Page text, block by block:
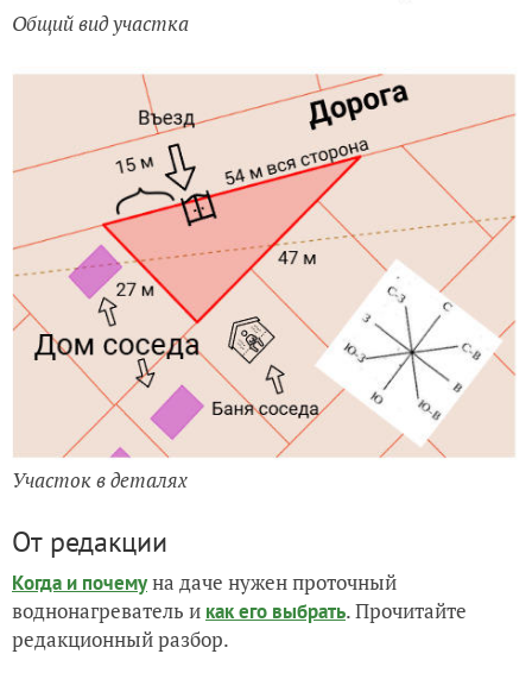
Общий вид участка
Участок в деталях
От редакции
Когда и почемуна даче нужен проточный
воднонагреватель и как его выбрать. Прочитайте
редакционный разбор.